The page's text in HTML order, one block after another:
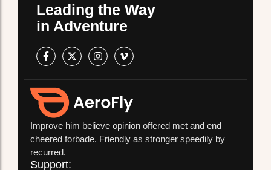
Leading the Way
in Adventure
Improve him believe opinion offered met and end
cheered forbade. Friendly as stronger speedily by
recurred.
Support: